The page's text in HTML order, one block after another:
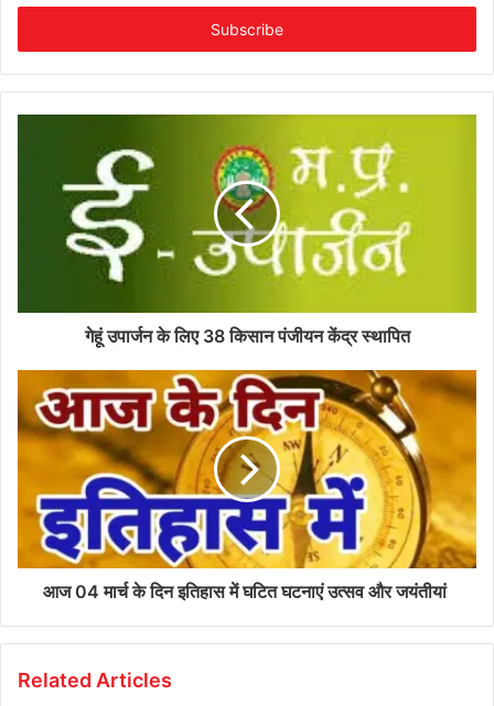
Email
गेहूं उपार्जन के लिए 38 किसान पंजीयन केंद्र स्‍थापित
आज 04 मार्च के दिन इतिहास में घटित घटनाएं उत्सव और जयंतीयां
Related Articles